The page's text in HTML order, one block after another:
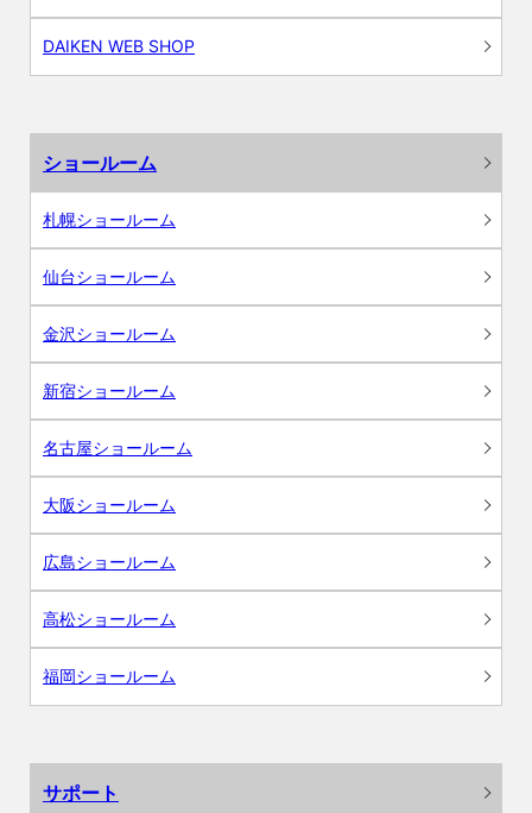
DAIKEN WEB SHOP
ショールーム
札幌ショールーム
仙台ショールーム
金沢ショールーム
新宿ショールーム
名古屋ショールーム
大阪ショールーム
広島ショールーム
高松ショールーム
福岡ショールーム
サポート